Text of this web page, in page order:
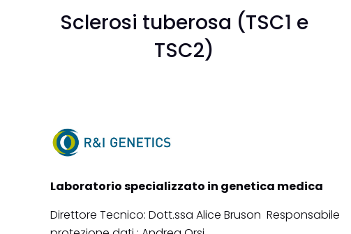
Sclerosi tuberosa (TSC1 e
TSC2)
Laboratorio specializzato in genetica medica
Direttore Tecnico: Dott.ssa Alice Bruson Responsabile